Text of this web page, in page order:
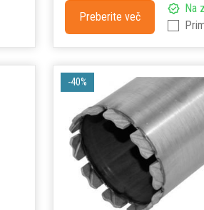
Preberite več
Na
-40%